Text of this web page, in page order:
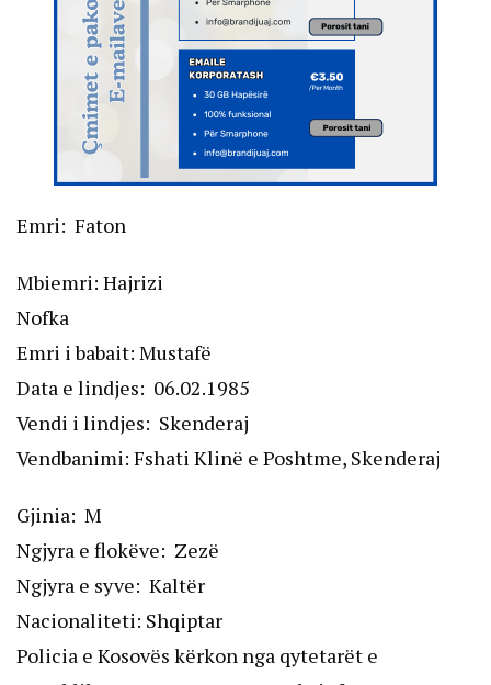
Emri: Faton
Mbiemri: Hajrizi
Nofka
Emri i babait: Mustafë
Data e lindjes: 06.02.1985
Vendi i lindjes: Skenderaj
Vendbanimi: Fshati Klinë e Poshtme, Skenderaj
Gjinia: M
Ngjyra e flokëve: Zezë
Ngjyra e syve: Kaltër
Nacionaliteti: Shqiptar
Policia e Kosovës kërkon nga qytetarët e